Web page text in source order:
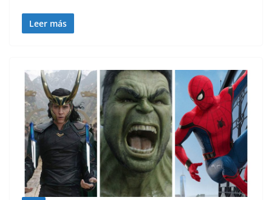
Leer más